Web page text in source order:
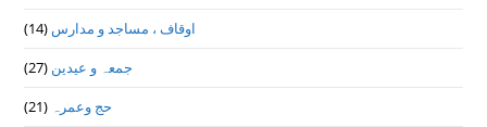
اوقاف ، مساجد و مدارس (14)
جمعہ و عیدین (27)
حج وعمرہ (21)